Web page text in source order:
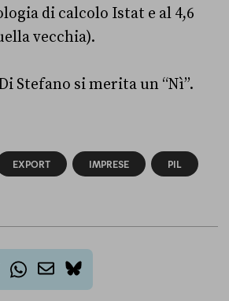
di calcolo Istat e al 4,6
vecchia).
Stefano si merita un “Nì”.
EXPORT IMPRESE PIL
bluesky